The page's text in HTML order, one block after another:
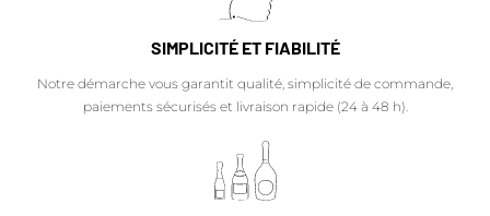
SIMPLICITÉ ET FIABILITÉ
Notre démarche vous garantit qualité, simplicité de commande,
paiements sécurisés et livraison rapide (24 à 48 h).